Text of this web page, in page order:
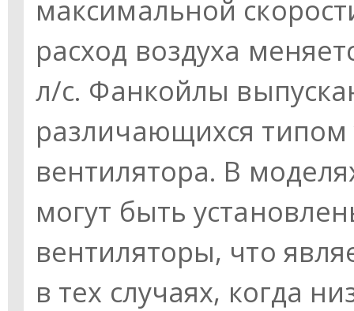
максимальной
расход воздуха
л/с. Фанкойлы
различающихся типом
вентилятора. В
могут быть
вентиляторы, что
в тех случаях, когда